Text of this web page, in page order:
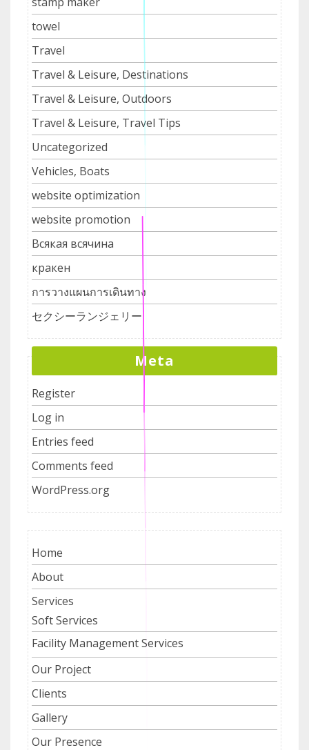
towel
Travel
Travel & Leisure, Destinations
Travel & Leisure, Outdoors
Travel & Leisure, Travel Tips
Uncategorized
Vehicles, Boats
website optimization
website promotion
Всякая всячина
кракен
การวางแผนการเดินทาง
セクシーランジェリー
Meta
Register
Log in
Entries feed
Comments feed
WordPress.org
Home
About
Services
Soft Services
Facility Management Services
Our Project
Clients
Gallery
Our Presence